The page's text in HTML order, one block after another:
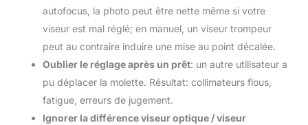
autofocus, la photo peut être nette même si votre
viseur est mal réglé; en manuel, un viseur trompeur
peut au contraire induire une mise au point décalée.
Oublier le réglage après un prêt: un autre utilisateur a
pu déplacer la molette. Résultat: collimateurs flous,
fatigue, erreurs de jugement.
Ignorer la différence viseur optique / viseur